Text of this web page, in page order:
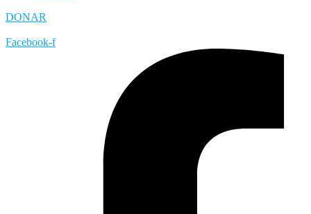
DONAR
Facebook-f